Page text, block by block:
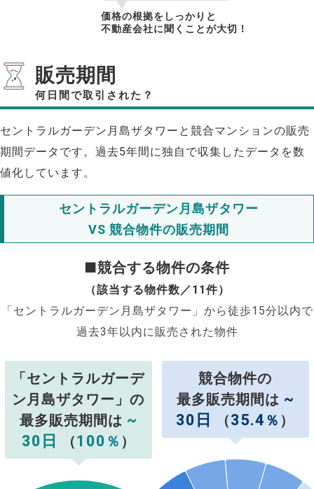
価格の根拠をしっかりと
不動産会社に聞くことが大切！
販売期間
何日間で取引された？
セントラルガーデン月島ザタワーと競合マンションの販売
期間データです。過去5年間に独自で収集したデータを数
値化しています。
セントラルガーデン月島ザタワー
VS 競合物件の販売期間
■競合する物件の条件
（該当する物件数／11件）
「セントラルガーデン月島ザタワー」から徒歩15分以内で
過去3年以内に販売された物件
「セントラルガーデ
ン月島ザタワー」の
最多販売期間は ~
30日
（100 ％ ）
競合物件の
最多販売期間は ~
30日
（35.4 ％ ）